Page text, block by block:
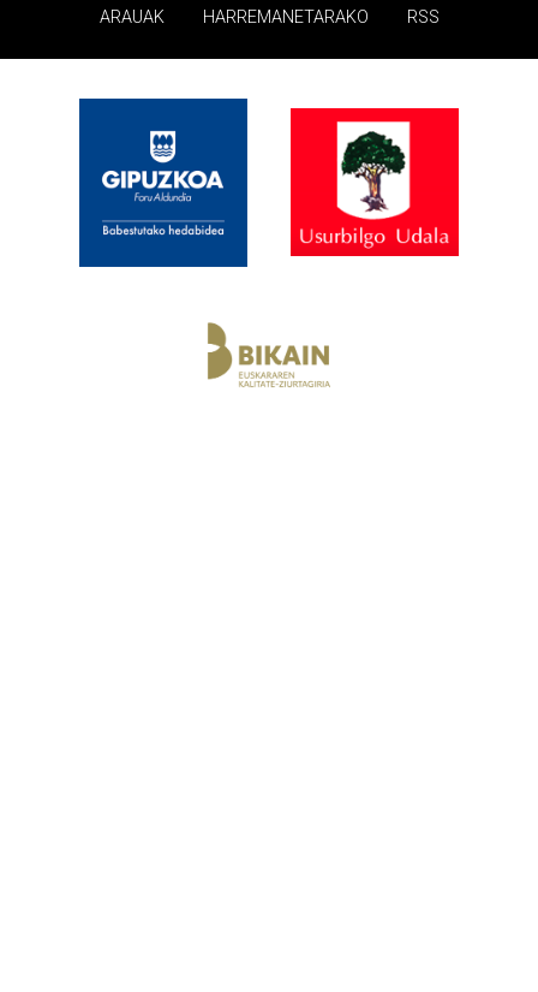
ARAUAK HARREMANETARAKO RSS